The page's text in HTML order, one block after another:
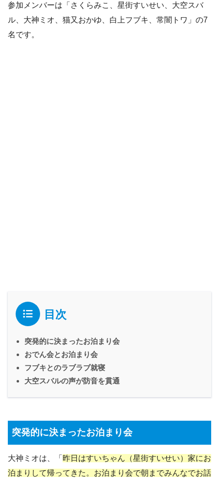
参加メンバーは「さくらみこ、星街すいせい、大空スバ
ル、大神ミオ、猫又おかゆ、白上フブキ、常闇トワ」の7
名です。
目次
突発的に決まったお泊まり会
おでん会とお泊まり会
フブキとのラブラブ就寝
大空スバルの声が防音を貫通
突発的に決まったお泊まり会
大神ミオは、「 昨日はすいちゃん（星街すいせい）家にお
泊まりして帰ってきた。お泊まり会で朝までみんなでお話